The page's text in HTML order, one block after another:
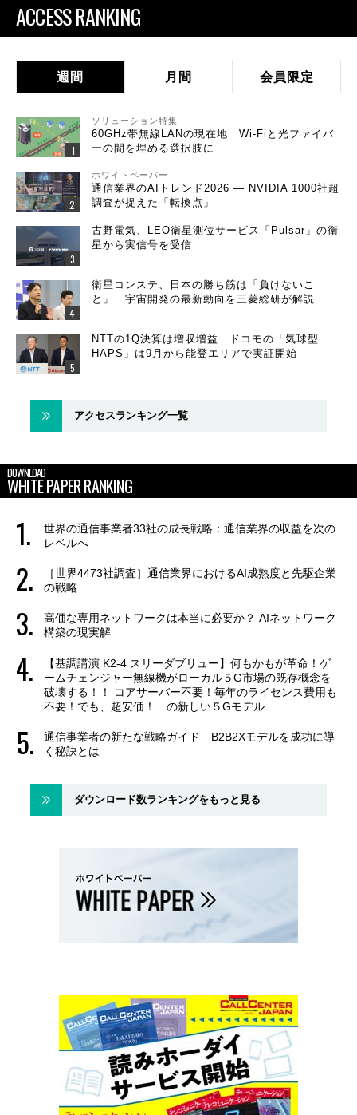
ACCESS RANKING
週間 月間 会員限定
ソリューション特集
60GHz帯無線LANの現在地 Wi-Fiと光ファイバ
ーの間を埋める選択肢に
ホワイトペーパー
通信業界のAIトレンド2026 ― NVIDIA 1000社超
調査が捉えた「転換点」
古野電気、LEO衛星測位サービス「Pulsar」の衛
星から実信号を受信
衛星コンステ、日本の勝ち筋は「負けないこ
と」 宇宙開発の最新動向を三菱総研が解説
NTTの1Q決算は増収増益 ドコモの「気球型
HAPS」は9月から能登エリアで実証開始
アクセスランキング一覧
DOWNLOAD
WHITE PAPER RANKING
世界の通信事業者33社の成長戦略：通信業界の収益を次の
レベルへ
［世界4473社調査］通信業界におけるAI成熟度と先駆企業
の戦略
高価な専用ネットワークは本当に必要か？ AIネットワーク
構築の現実解
【基調講演 K2-4 スリーダブリュー】何もかもが革命！ゲ
ームチェンジャー無線機がローカル５G市場の既存概念を
破壊する！！ コアサーバー不要！毎年のライセンス費用も
不要！でも、超安価！ の新しい５Gモデル
通信事業者の新たな戦略ガイド B2B2Xモデルを成功に導
く秘訣とは
ダウンロード数ランキングをもっと見る